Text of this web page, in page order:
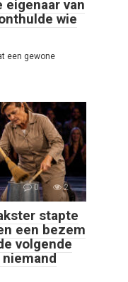
van
wie
een gewone
0 2
stapte
een bezem
volgende